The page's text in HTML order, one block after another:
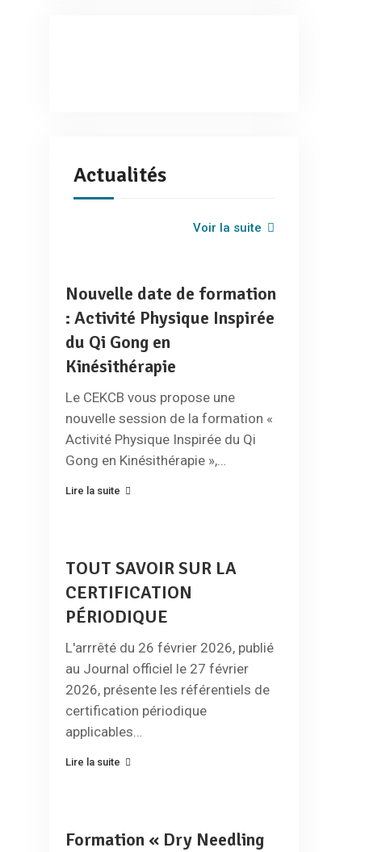
Actualités
Voir la suite
Nouvelle date de formation
: Activité Physique Inspirée
du Qi Gong en
Kinésithérapie
Le CEKCB vous propose une
nouvelle session de la formation «
Activité Physique Inspirée du Qi
Gong en Kinésithérapie »,…
Lire la suite
TOUT SAVOIR SUR LA
CERTIFICATION
PÉRIODIQUE
L'arrrêté du 26 février 2026, publié
au Journal officiel le 27 février
2026, présente les référentiels de
certification périodique
applicables…
Lire la suite
Formation « Dry Needling